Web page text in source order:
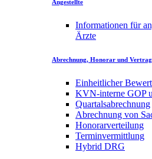
Angestellte
Informationen für
Ärzte
Abrechnung, Honorar und Vertrag
Einheitlicher
KVN-interne GOP
Quartalsabrechnung
Abrechnung von
Honorarverteilung
Terminvermittlung
Hybrid DRG